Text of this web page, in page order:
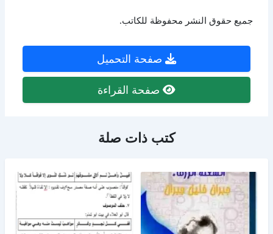
جميع حقوق النشر محفوظة للكاتب.
صفحة التحميل
صفحة القراءة
كتب ذات صلة